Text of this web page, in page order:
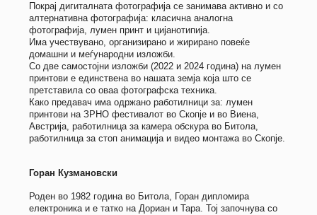
Покрај дигиталната фотографија се занимава активно и со
алтернативна фотографија: класична аналогна
фотографија, лумен принт и цијанотипија.
Има учествувано, организирано и жирирано повеќе
домашни и меѓународни изложби.
Со две самостојни изложби (2022 и 2024 година) на лумен
принтови е единствена во нашата земја која што се
претставила со оваа фотографска техника.
Како предавач има одржано работилници за: лумен
принтови на ЗРНО фестивалот во Скопје и во Виена,
Австрија, работилница за камера обскура во Битола,
работилница за стоп анимација и видео монтажа во Скопје.
Горан Кузмановски
Роден во 1982 година во Битола, Горан дипломира
електроника и е татко на Дориан и Тара. Тој започнува со